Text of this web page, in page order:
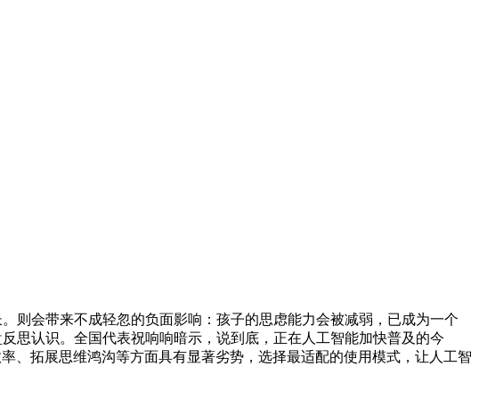
会带来不成轻忽的负面影响：孩子的思虑能力会被减弱，已成为一个
思认识。全国代表祝响响暗示，说到底，正在人工智能加快普及的今
、拓展思维鸿沟等方面具有显著劣势，选择最适配的使用模式，让人工智